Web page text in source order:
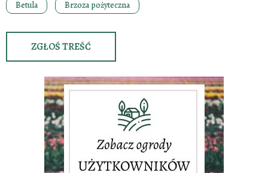
Betula
Brzoza pożyteczna
ZGŁOŚ TREŚĆ